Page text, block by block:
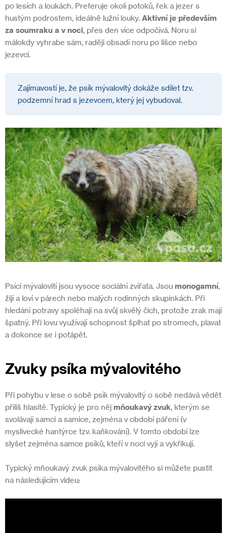
po lesích a loukách. Preferuje okolí potoků, řek a jezer s
hustým podrostem, ideálně lužní louky. Aktivní je především
za soumraku a v noci, přes den více odpočívá. Noru si
málokdy vyhrabe sám, raději obsadí noru po lišce nebo
jezevci.
Zajímavostí je, že psík mývalovitý dokáže sdílet tzv.
podzemní hrad s jezevcem, který jej vybudoval.
Psíci mývalovití jsou vysoce sociální zvířata. Jsou monogamní,
žijí a loví v párech nebo malých rodinných skupinkách. Při
hledání potravy spoléhají na svůj skvělý čich, protože zrak mají
špatný. Při lovu využívají schopnost šplhat po stromech, plavat
a dokonce se i potápět.
Zvuky psíka mývalovitého
Při pohybu v lese o sobě psík mývalovitý o sobě nedává vědět
příliš hlasitě. Typický je pro něj mňoukavý zvuk, kterým se
svolávají samci a samice, zejména v období páření (v
myslivecké hantýrce tzv. kaňkování). V tomto období lze
slyšet zejména samce psíků, kteří v noci vyjí a vykřikují.
Typický mňoukavý zvuk psíka mývalovitého si můžete pustit
na následujícím videu: